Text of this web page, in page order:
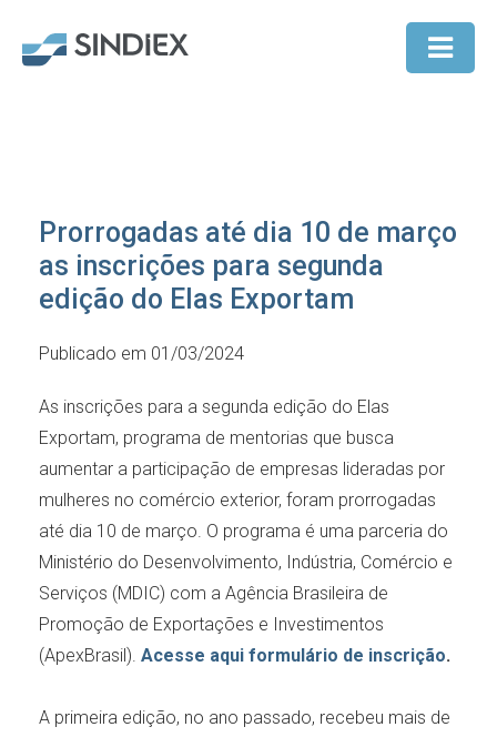
Prorrogadas até dia 10 de março
as inscrições para segunda
edição do Elas Exportam
Publicado em 01/03/2024
As inscrições para a segunda edição do Elas
Exportam, programa de mentorias que busca
aumentar a participação de empresas lideradas por
mulheres no comércio exterior, foram prorrogadas
até dia 10 de março. O programa é uma parceria do
Ministério do Desenvolvimento, Indústria, Comércio e
Serviços (MDIC) com a Agência Brasileira de
Promoção de Exportações e Investimentos
(ApexBrasil). Acesse aqui formulário de inscrição.
A primeira edição, no ano passado, recebeu mais de